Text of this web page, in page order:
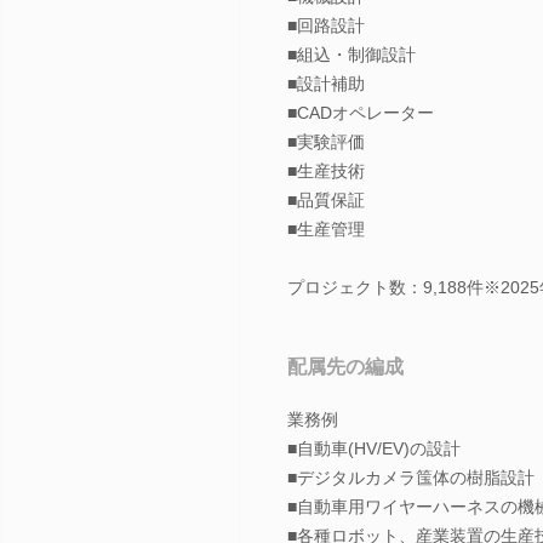
■回路設計
■組込・制御設計
■設計補助
■CADオペレーター
■実験評価
■生産技術
■品質保証
■生産管理
プロジェクト数：9,188件※2025
配属先の編成
業務例
■自動車(HV/EV)の設計
■デジタルカメラ筺体の樹脂設計
■自動車用ワイヤーハーネスの機
■各種ロボット、産業装置の生産